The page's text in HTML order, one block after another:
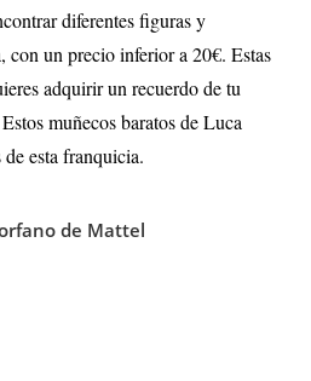
diferentes figuras y
con un precio inferior a 20€. Estas
adquirir un recuerdo de tu
Estos muñecos baratos de Luca
esta franquicia.
de Mattel